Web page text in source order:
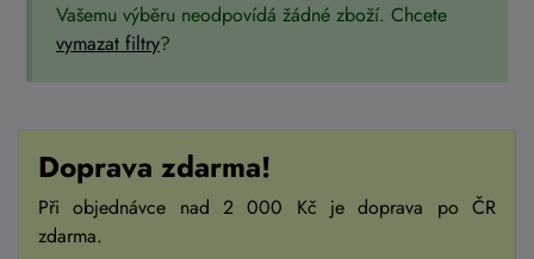
Vašemu výběru neodpovídá žádné zboží. Chcete
vymazat filtry?
Doprava zdarma!
Při objednávce nad 2 000 Kč je doprava po ČR
zdarma.